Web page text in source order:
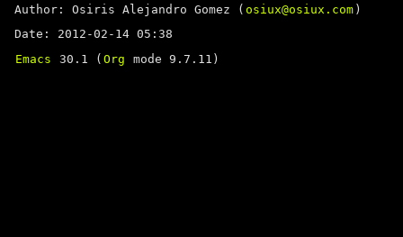
Author: Osiris Alejandro Gomez ( osiux@osiux.com )
Date: 2012-02-14 05:38
Emacs
30.1 ( Org mode 9.7.11)